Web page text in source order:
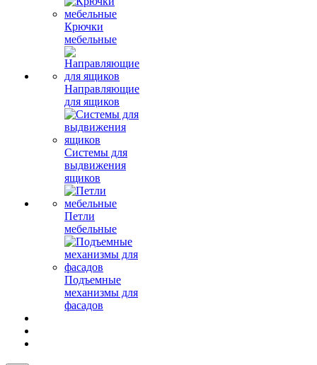
Крючки
мебельные
Направляющие
для ящиков
Системы для
выдвижения
ящиков
Петли
мебельные
Подъемные
механизмы для
фасадов